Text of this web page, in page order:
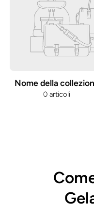
Nome della
0 articoli